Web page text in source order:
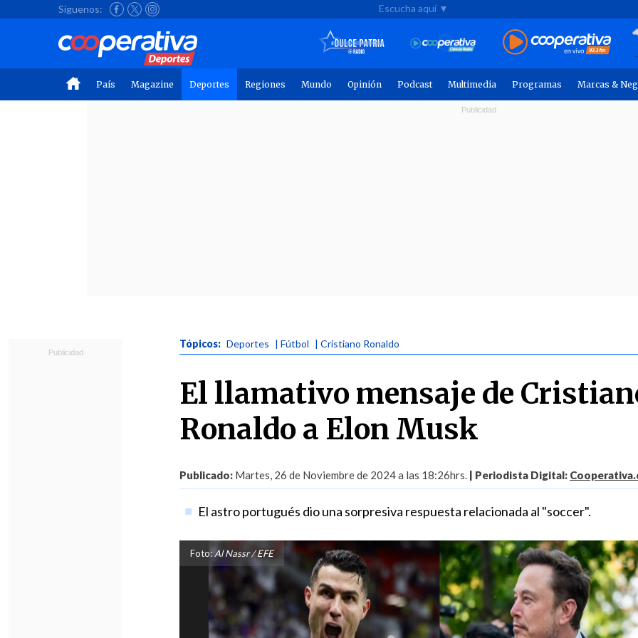
Síguenos: Escucha aquí ▼
País Magazine Deportes Regiones Mundo Opinión Podcast Multimedia Programas Marcas &
Tópicos: Deportes | Fútbol | Cristiano Ronaldo
El llamativo mensaje de
Ronaldo a Elon Musk
Publicado: Martes, 26 de Noviembre de 2024 a las 18:26hrs. | Periodista Digital:
El astro portugués dio una sorpresiva respuesta relacionada al "soccer".
Foto: Al Nassr / EFE